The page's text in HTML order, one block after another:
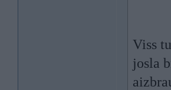
Viss
josla